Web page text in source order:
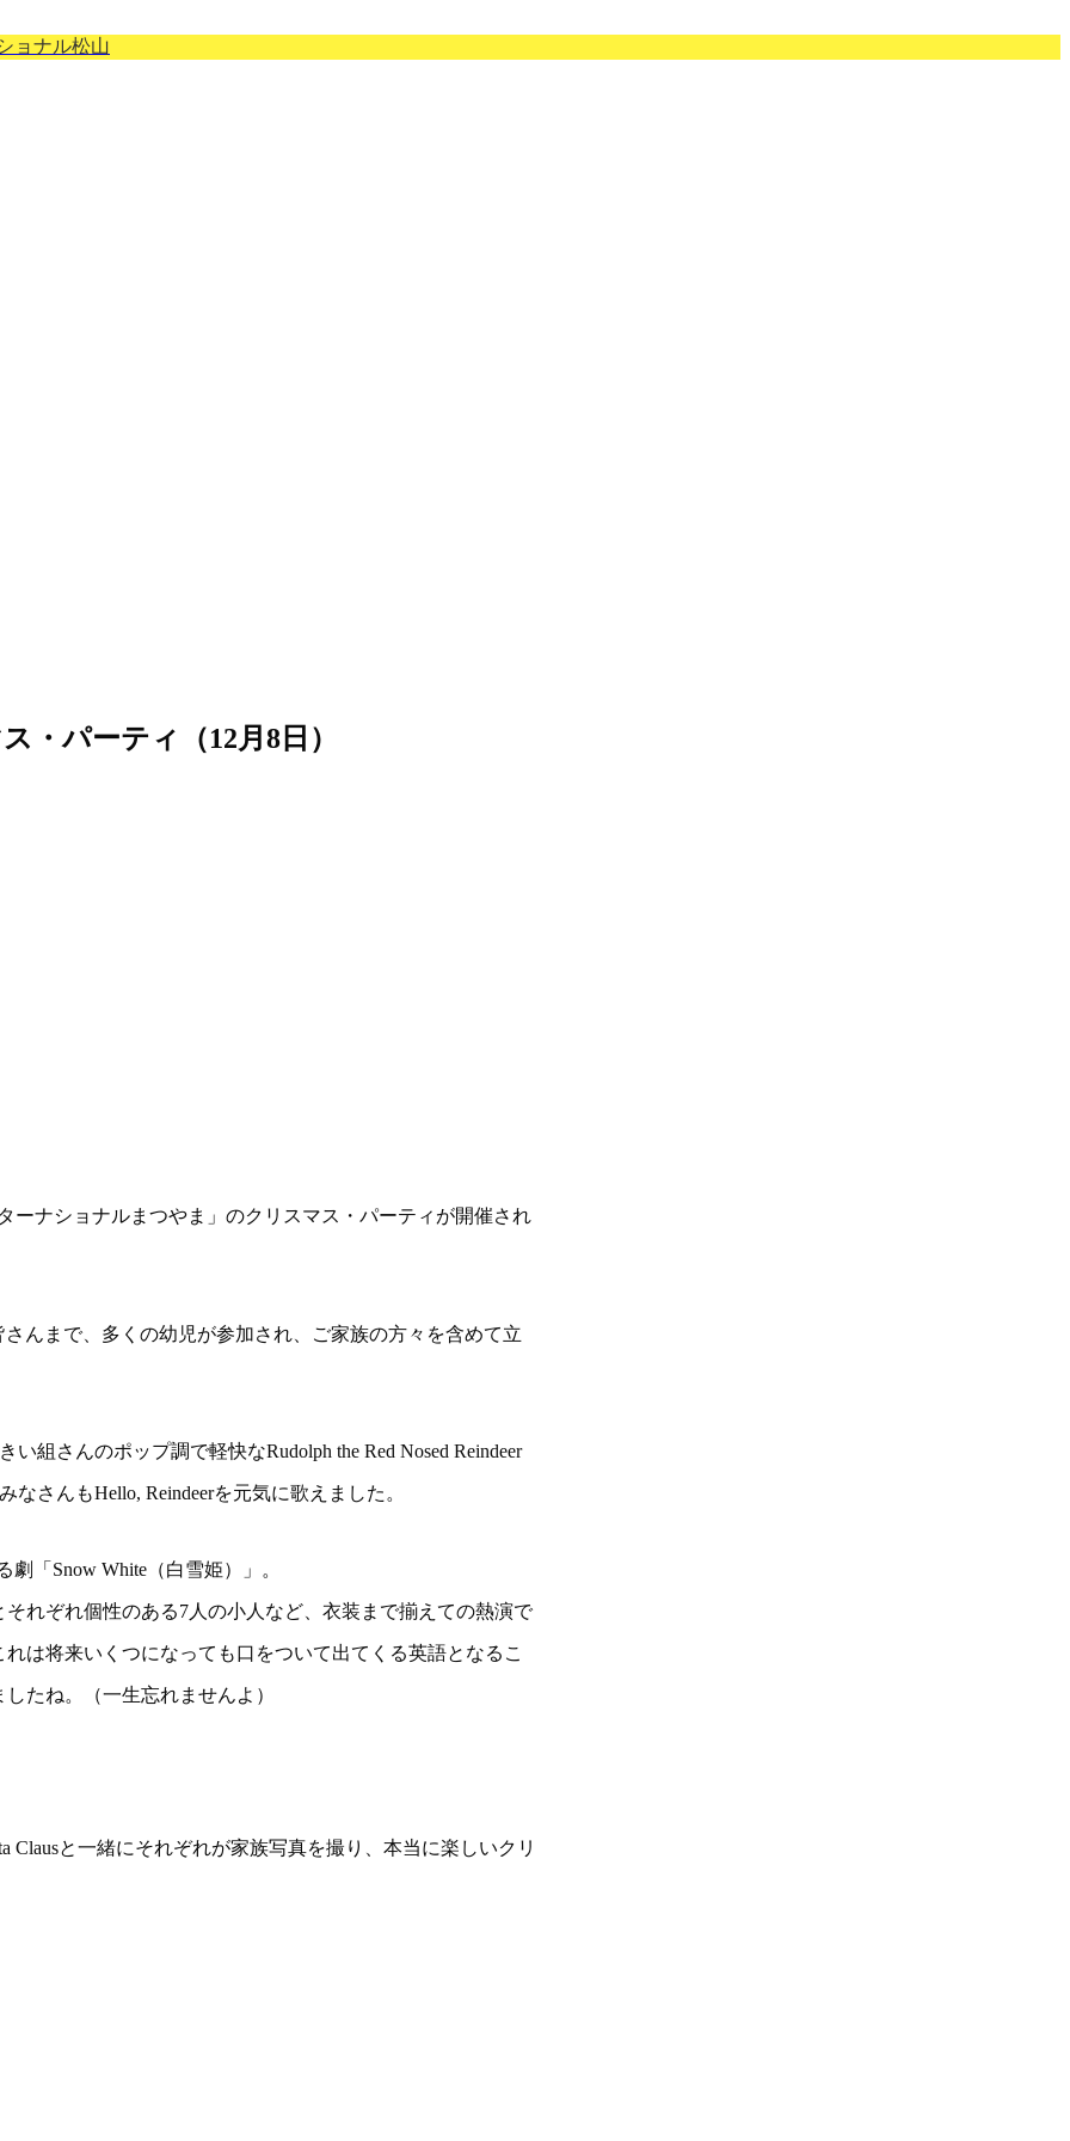
・パーティ（12月8日）
ーナショナルまつやま」のクリスマス・パーティが開催され
んまで、多くの幼児が参加され、ご家族の方々を含めて立
組さんのポップ調で軽快なRudolph the Red Nosed Reindeer
さんもHello, Reindeerを元気に歌えました。
「Snow White（白雪姫）」。
れぞれ個性のある7人の小人など、衣装まで揃えての熱演で
は将来いくつになっても口をついて出てくる英語となるこ
たね。（一生忘れませんよ）
と一緒にそれぞれが家族写真を撮り、本当に楽しいクリ